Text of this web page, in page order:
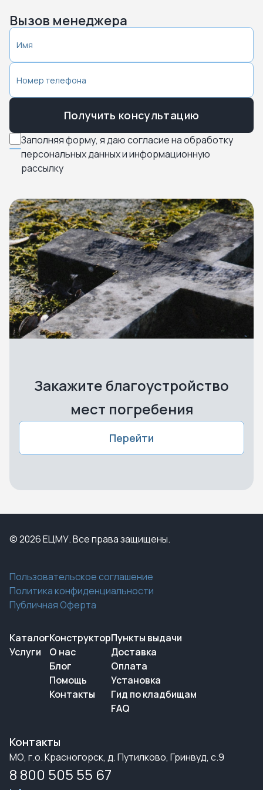
Вызов менеджера
Заполняя форму, я даю согласие на обработку
персональных данных и информационную
рассылку
Получить консультацию
Закажите благоустройство
мест погребения
Перейти
© 2026 ЕЦМУ. Все права защищены.
Пользовательское соглашение
Политика конфиденциальности
Публичная Оферта
Каталог
Услуги
Конструктор
О нас
Блог
Помощь
Контакты
Пункты выдачи
Доставка
Оплата
Установка
Гид по кладбищам
FAQ
Контакты
МО, г.о. Красногорск, д. Путилково, Гринвуд, с.9
8 800 505 55 67